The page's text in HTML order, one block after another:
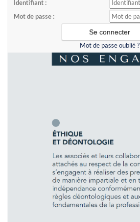
Identifiant :
Mot de passe :
Mot de passe oublié ?